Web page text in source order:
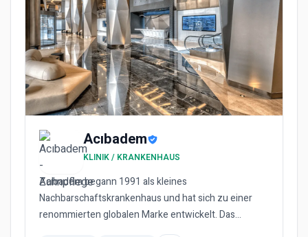
Acıbadem
KLINIK / KRANKENHAUS
Acıbadem begann 1991 als kleines
Nachbarschaftskrankenhaus und hat sich zu einer
renommierten globalen Marke entwickelt. Das
Unternehmen ist mittlerweile in fünf Län...